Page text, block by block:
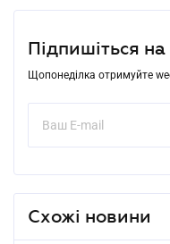
Підпишіться
Щопонеділка отримуйте
Схожі новини